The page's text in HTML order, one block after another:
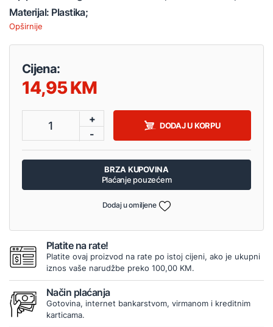
Materijal: Plastika;
Opširnije
Cijena:
14,95
1
+
-
DODAJ U KORPU
BRZA KUPOVINA
Plaćanje pouzećem
Dodaj u omiljene
Platite na rate!
Platite ovaj proizvod na rate po istoj cijeni, ako je ukupni
iznos vaše narudžbe preko 100,00 KM.
Način plaćanja
Gotovina, internet bankarstvom, virmanom i kreditnim
karticama.